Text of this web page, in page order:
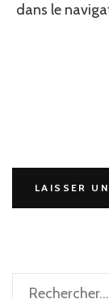
dans le
Rechercher :